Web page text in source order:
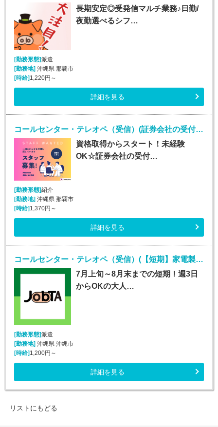
長期安定◎受発信マルチ業務♪日勤/
夜勤選べるシフ…
[勤務形態]派遣
[勤務地]沖縄県 那覇市
[時給]1,220円～
詳細を見る
コールセンター・テレオペ（受信）(証券会社の受付・事務スタッフ/6月9日入社)
資格取得からスタート！未経験
OK☆証券会社の受付…
[勤務形態]紹介
[勤務地]沖縄県 那覇市
[時給]1,370円～
詳細を見る
コールセンター・テレオペ（受信）(【短期】家電製品の訪問修理日程案内コールセンター受信)
7月上旬～8月末までの短期！週3日
からOKの大人…
[勤務形態]派遣
[勤務地]沖縄県 沖縄市
[時給]1,200円～
詳細を見る
リストにもどる